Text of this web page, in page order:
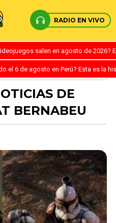
RADIO EN VIVO
salen en agosto de
el 6 de agosto en Perú? Esta es la
DE
BERNABEU